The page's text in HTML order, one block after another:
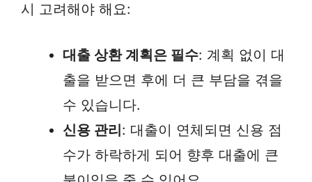
시 고려해야 해요:
대출 상환 계획은 필수: 계획 없이 대
출을 받으면 후에 더 큰 부담을 겪을
수 있습니다.
신용 관리: 대출이 연체되면 신용 점
수가 하락하게 되어 향후 대출에 큰